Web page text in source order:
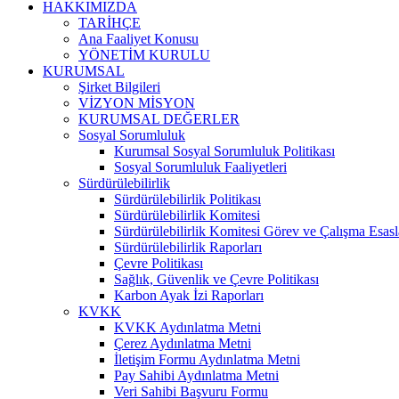
HAKKIMIZDA
TARİHÇE
Ana Faaliyet Konusu
YÖNETİM KURULU
KURUMSAL
Şirket Bilgileri
VİZYON MİSYON
KURUMSAL DEĞERLER
Sosyal Sorumluluk
Kurumsal Sosyal Sorumluluk Politikası
Sosyal Sorumluluk Faaliyetleri
Sürdürülebilirlik
Sürdürülebilirlik Politikası
Sürdürülebilirlik Komitesi
Sürdürülebilirlik Komitesi Görev ve Çalışma
Sürdürülebilirlik Raporları
Çevre Politikası
Sağlık, Güvenlik ve Çevre Politikası
Karbon Ayak İzi Raporları
KVKK
KVKK Aydınlatma Metni
Çerez Aydınlatma Metni
İletişim Formu Aydınlatma Metni
Pay Sahibi Aydınlatma Metni
Veri Sahibi Başvuru Formu